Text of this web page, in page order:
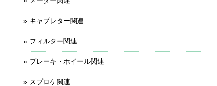
キャブレター関連
フィルター関連
ブレーキ・ホイール関連
スプロケ関連